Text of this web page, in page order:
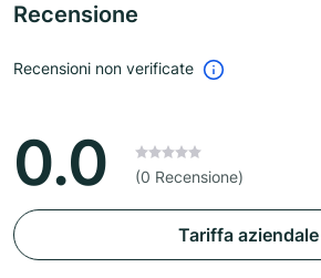
Recensione
Recensioni non verificate
0.0 (0 Recensione)
Tariffa aziendale